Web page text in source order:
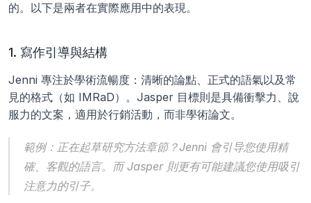
的。以下是兩者在實際應用中的表現。
1. 寫作引導與結構
Jenni 專注於學術流暢度：清晰的論點、正式的語氣以及常
見的格式（如 IMRaD）。Jasper 目標則是具備衝擊力、說
服力的文案，適用於行銷活動，而非學術論文。
範例：正在起草研究方法章節？Jenni 會引导您使用精
確、客觀的語言。而 Jasper 則更有可能建議您使用吸引
注意力的引子。